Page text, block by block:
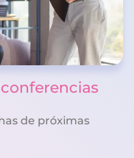
de próximas